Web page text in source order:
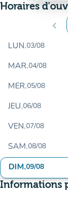
Horaires
chevron_left
LUN.03/08
MAR.04/08
MER.05/08
JEU.06/08
VEN.07/08
SAM.08/08
DIM.09/08
Informations